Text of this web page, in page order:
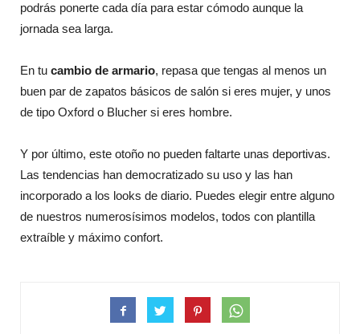
podrás ponerte cada día para estar cómodo aunque la
jornada sea larga.
En tu cambio de armario, repasa que tengas al menos un
buen par de zapatos básicos de salón si eres mujer, y unos
de tipo Oxford o Blucher si eres hombre.
Y por último, este otoño no pueden faltarte unas deportivas.
Las tendencias han democratizado su uso y las han
incorporado a los looks de diario. Puedes elegir entre alguno
de nuestros numerosísimos modelos, todos con plantilla
extraíble y máximo confort.